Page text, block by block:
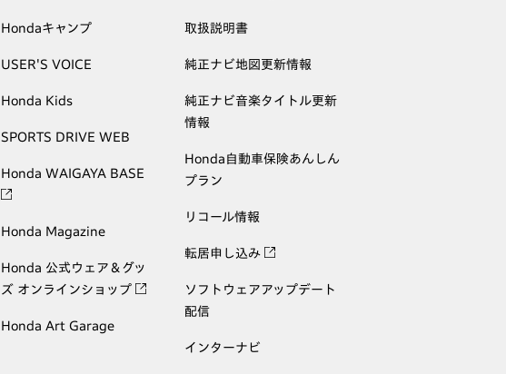
Hondaキャンプ
USER'S VOICE
Honda Kids
SPORTS DRIVE WEB
Honda WAIGAYA BASE
Honda Magazine
Honda 公式ウェア＆グッ
ズ オンラインショップ
Honda Art Garage
取扱説明書
純正ナビ地図更新情報
純正ナビ音楽タイトル更新
情報
Honda自動車保険あんしん
プラン
リコール情報
転居申し込み
ソフトウェアアップデート
配信
インターナビ